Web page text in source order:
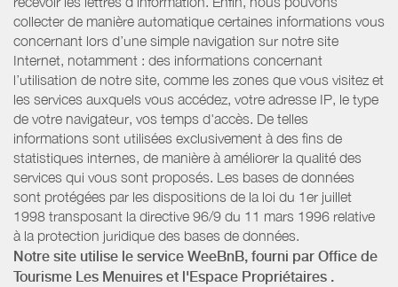
collecter de manière automatique certaines informations vous
concernant lors d’une simple navigation sur notre site
Internet, notamment : des informations concernant
l’utilisation de notre site, comme les zones que vous visitez et
les services auxquels vous accédez, votre adresse IP, le type
de votre navigateur, vos temps d'accès. De telles
informations sont utilisées exclusivement à des fins de
statistiques internes, de manière à améliorer la qualité des
services qui vous sont proposés. Les bases de données
sont protégées par les dispositions de la loi du 1er juillet
1998 transposant la directive 96/9 du 11 mars 1996 relative
à la protection juridique des bases de données.
Notre site utilise le service WeeBnB, fourni par Office de
Tourisme Les Menuires et l'Espace Propriétaires .